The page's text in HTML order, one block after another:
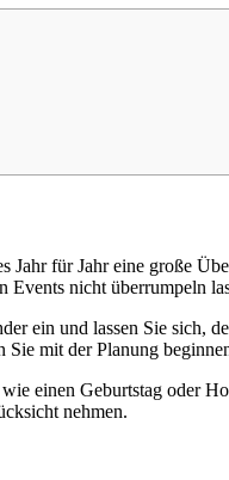
Jahr für Jahr eine große
Events nicht überrumpeln
ein und lassen Sie sich,
Sie mit der Planung
einen Geburtstag oder
nehmen.